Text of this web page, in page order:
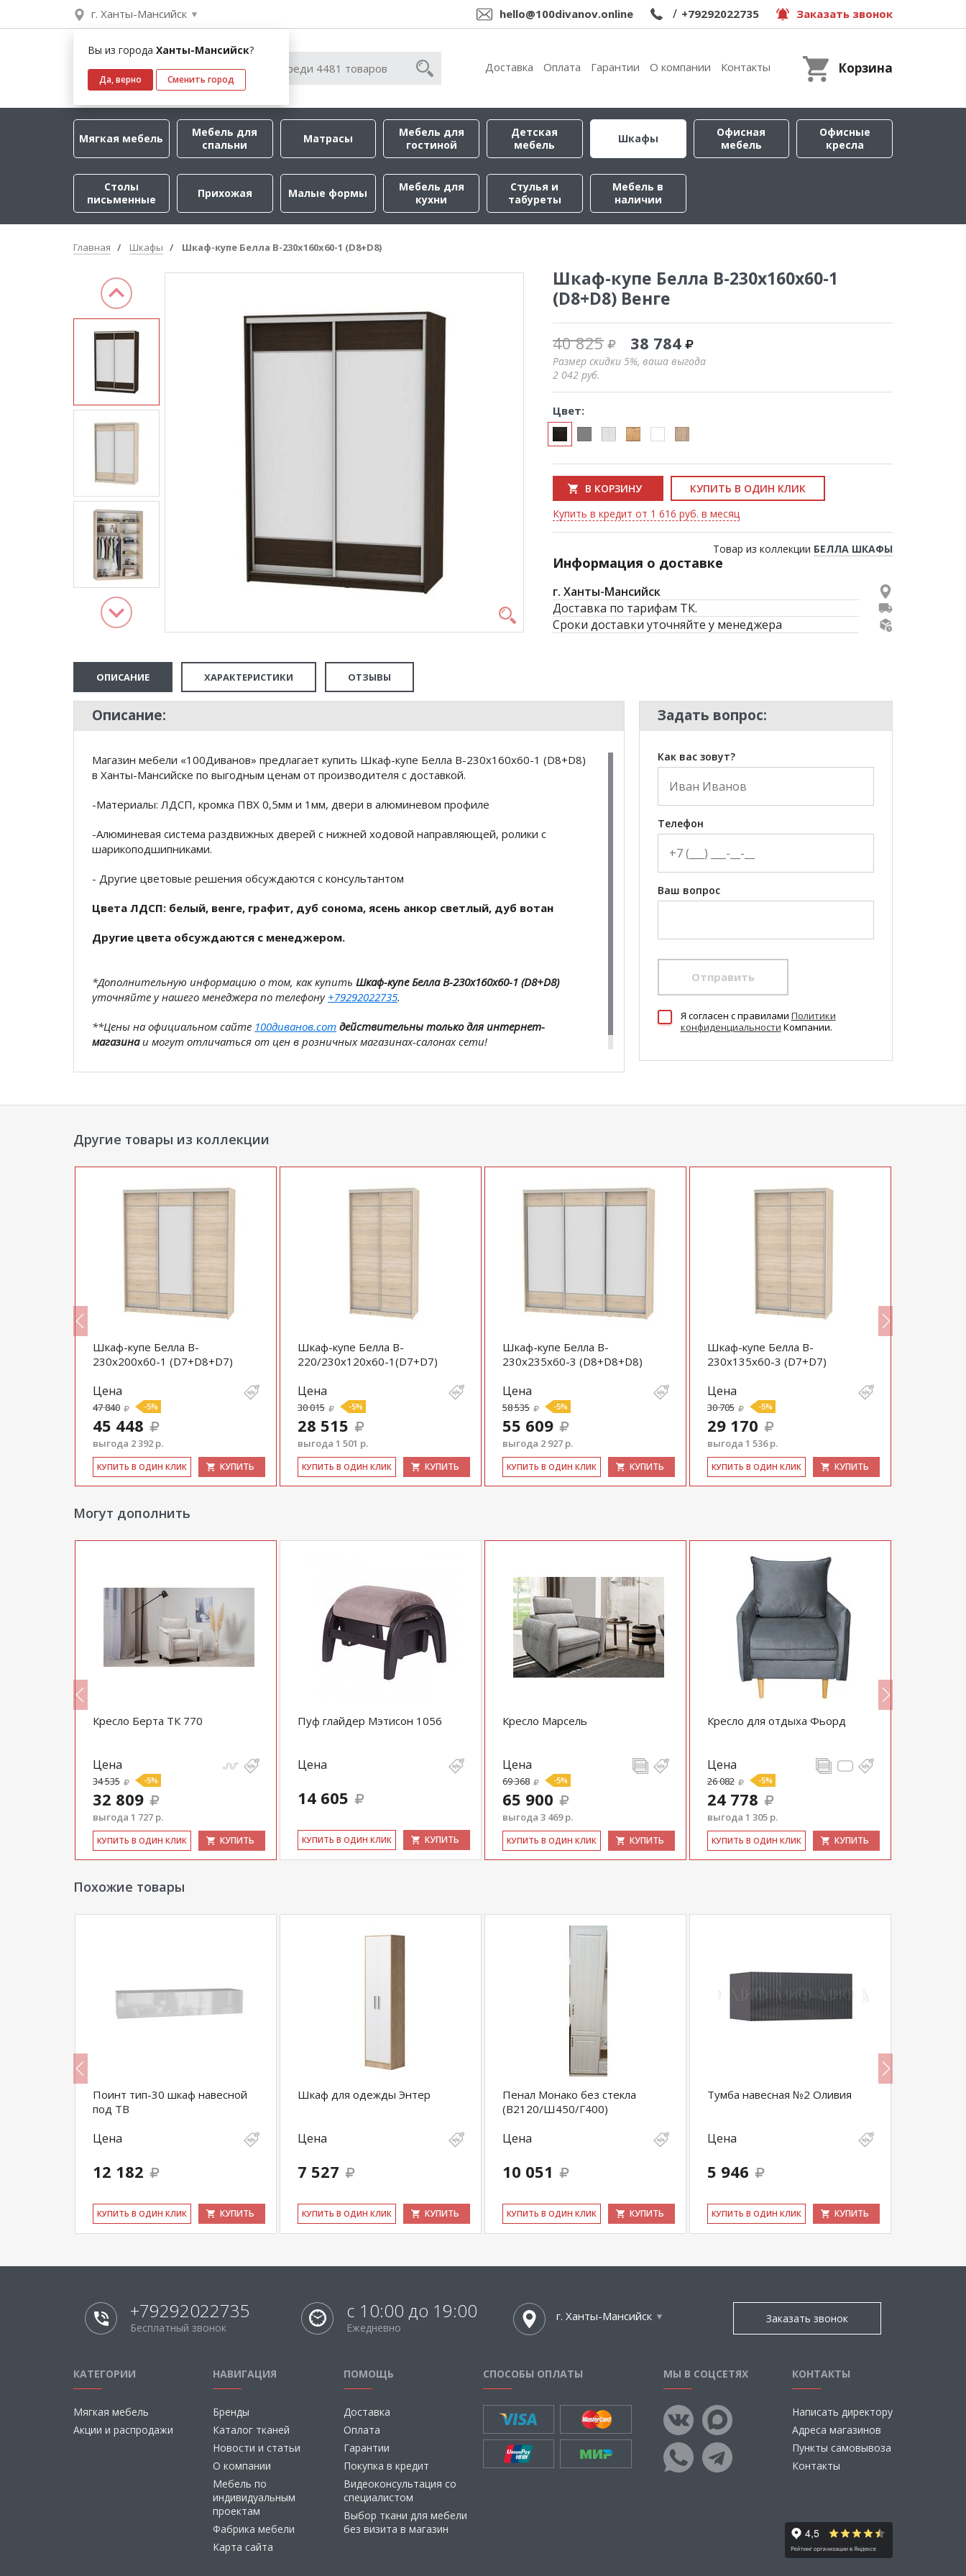
г. Ханты-Мансийск
Вы из города Ханты-Мансийск?
Да, верно Сменить город
hello@100divanov.online / +79292022735 Заказать звонок
Доставка Оплата Гарантии О компании Контакты Корзина
Мягкая мебель
Мебель для
спальни
Матрасы
Мебель для
гостиной
Детская
мебель
Шкафы
Офисная
мебель
Офисные
кресла
Столы
письменные
Прихожая Малые формы
Мебель для
кухни
Стулья и
табуреты
Мебель в
наличии
Главная Шкафы Шкаф-купе Белла B-230х160х60-1 (D8+D8)
Шкаф-купе Белла B-230х160х60-1
(D8+D8) Венге
40 825 38 784
Размер скидки 5%, ваша выгода
2 042 руб.
Цвет:
В КОРЗИНУ
КУПИТЬ В ОДИН КЛИК
Купить в кредит от 1 616 руб. в месяц
Товар из коллекции БЕЛЛА ШКАФЫ
Информация о доставке
г. Ханты-Мансийск
Доставка по тарифам ТК.
Сроки доставки уточняйте у менеджера
ОПИСАНИЕ ХАРАКТЕРИСТИКИ ОТЗЫВЫ
Описание:
Магазин мебели «100Диванов» предлагает купить Шкаф-купе Белла B-230х160х60-1 (D8+D8)
в Ханты-Мансийске по выгодным ценам от производителя с доставкой.
-Материалы: ЛДСП, кромка ПВХ 0,5мм и 1мм, двери в алюминевом профиле
-Алюминевая система раздвижных дверей с нижней ходовой направляющей, ролики с
шарикоподшипниками.
- Другие цветовые решения обсуждаются с консультантом
Цвета ЛДСП: белый, венге, графит, дуб сонома, ясень анкор светлый, дуб вотан
Другие цвета обсуждаются с менеджером.
*Дополнительную информацию о том, как купить Шкаф-купе Белла B-230х160х60-1 (D8+D8)
уточняйте у нашего менеджера по телефону +79292022735.
**Цены на официальном сайте 100диванов.com действительны только для интернет-
магазинаи могут отличаться от цен в розничных магазинах-салонах сети!
Задать вопрос:
Как вас зовут?
Телефон
Ваш вопрос
Отправить
Я согласен c правилами Политики
конфиденциальности Компании.
Другие товары из коллекции
Шкаф-купе Белла B-
230х200х60-1 (D7+D8+D7)
Цена
47 840 -5%
45 448
выгода 2 392 р.
КУ­ПИТЬ В ОДИН КЛИК КУПИТЬ
Шкаф-купе Белла B-
220/230х120х60-1(D7+D7)
Цена
30 015 -5%
28 515
выгода 1 501 р.
КУ­ПИТЬ В ОДИН КЛИК КУПИТЬ
Шкаф-купе Белла B-
230х235х60-3 (D8+D8+D8)
Цена
58 535 -5%
55 609
выгода 2 927 р.
КУ­ПИТЬ В ОДИН КЛИК КУПИТЬ
Шкаф-купе Белла B-
230х135х60-3 (D7+D7)
Цена
30 705 -5%
29 170
выгода 1 536 р.
КУ­ПИТЬ В ОДИН КЛИК КУПИТЬ
Могут дополнить
Кресло Берта ТК 770
Цена
34 535 -5%
32 809
выгода 1 727 р.
КУ­ПИТЬ В ОДИН КЛИК КУПИТЬ
Пуф глайдер Мэтисон 1056
Цена
14 605
КУ­ПИТЬ В ОДИН КЛИК КУПИТЬ
Кресло Марсель
Цена
69 368 -5%
65 900
выгода 3 469 р.
КУ­ПИТЬ В ОДИН КЛИК КУПИТЬ
Кресло для отдыха Фьорд
Цена
26 082 -5%
24 778
выгода 1 305 р.
КУ­ПИТЬ В ОДИН КЛИК КУПИТЬ
Похожие товары
Поинт тип-30 шкаф навесной
под ТВ
Цена
12 182
КУ­ПИТЬ В ОДИН КЛИК КУПИТЬ
Шкаф для одежды Энтер
Цена
7 527
КУ­ПИТЬ В ОДИН КЛИК КУПИТЬ
Пенал Монако без стекла
(В2120/Ш450/Г400)
Цена
10 051
КУ­ПИТЬ В ОДИН КЛИК КУПИТЬ
Тумба навесная №2 Оливия
Цена
5 946
КУ­ПИТЬ В ОДИН КЛИК КУПИТЬ
+79292022735
Бесплатный звонок
с 10:00 до 19:00
Ежедневно
г. Ханты-Мансийск Заказать звонок
КАТЕГОРИИ
Мягкая мебель
Акции и распродажи
НАВИГАЦИЯ
Бренды
Каталог тканей
Новости и статьи
О компании
Мебель по
индивидуальным
проектам
Фабрика мебели
Карта сайта
ПОМОЩЬ
Доставка
Оплата
Гарантии
Покупка в кредит
Видеоконсультация со
специалистом
Выбор ткани для мебели
без визита в магазин
СПОСОБЫ ОПЛАТЫ МЫ В СОЦСЕТЯХ КОНТАКТЫ
Написать директору
Адреса магазинов
Пункты самовывоза
Контакты